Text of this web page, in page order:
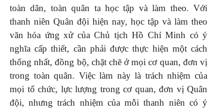
toàn dân, toàn quân ta học tập và làm theo. Với
thanh niên Quân đội hiện nay, học tập và làm theo
văn hóa ứng xử của Chủ tịch Hồ Chí Minh có ý
nghĩa cấp thiết, cần phải được thực hiện một cách
thống nhất, đồng bộ, chặt chẽ ở mọi cơ quan, đơn vị
trong toàn quân. Việc làm này là trách nhiệm của
mọi tổ chức, lực lượng trong cơ quan, đơn vị Quân
đội, nhưng trách nhiệm của mỗi thanh niên có ý